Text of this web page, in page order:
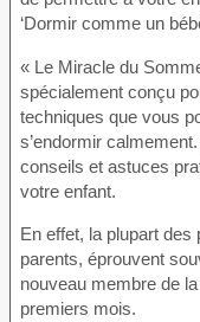
‘Dormir comme un
« Le Miracle du
spécialement conçu
techniques que vous
s’endormir
conseils et astuces
votre enfant.
En effet, la plupart
parents, éprouvent
nouveau membre de
premiers mois.